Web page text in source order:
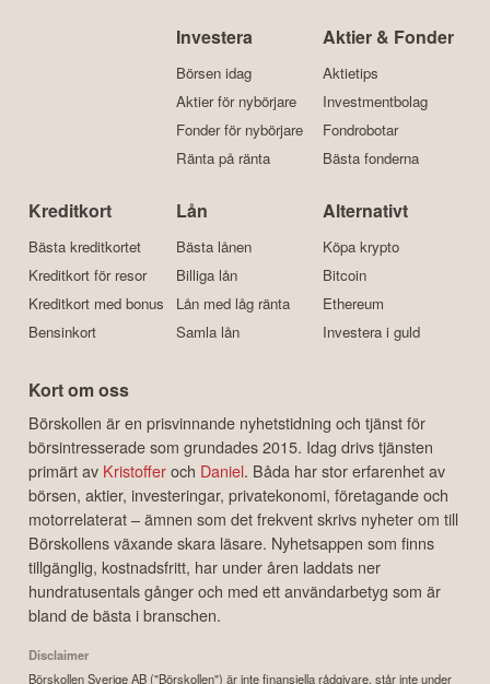
Investera
Börsen idag
Aktier för nybörjare
Fonder för nybörjare
Ränta på ränta
Aktier & Fonder
Aktietips
Investmentbolag
Fondrobotar
Bästa fonderna
Kreditkort
Bästa kreditkortet
Kreditkort för resor
Kreditkort med bonus
Bensinkort
Lån
Bästa lånen
Billiga lån
Lån med låg ränta
Samla lån
Alternativt
Köpa krypto
Bitcoin
Ethereum
Investera i guld
Kort om oss
Börskollen är en prisvinnande nyhetstidning och tjänst för
börsintresserade som grundades 2015. Idag drivs tjänsten
primärt av Kristofferoch Daniel. Båda har stor erfarenhet av
börsen, aktier, investeringar, privatekonomi, företagande och
motorrelaterat – ämnen som det frekvent skrivs nyheter om till
Börskollens växande skara läsare. Nyhetsappen som finns
tillgänglig, kostnadsfritt, har under åren laddats ner
hundratusentals gånger och med ett användarbetyg som är
bland de bästa i branschen.
Disclaimer
Börskollen Sverige AB ("Börskollen") är inte finansiella rådgivare, står inte under